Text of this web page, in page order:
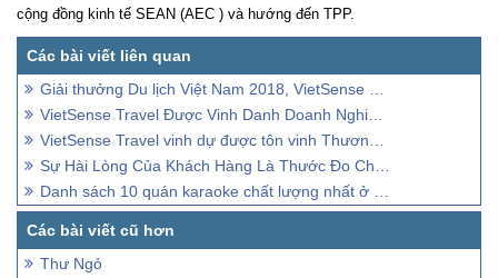
cộng đồng kinh tế SEAN (AEC ) và hướng đến TPP.
Giải thưởng Du lịch Việt Nam 2018, VietSense Travel được vinh danh
VietSense Travel Được Vinh Danh Doanh Nghiệp Tiêu Biểu Thủ Đô 2019
VietSense Travel vinh dự được tôn vinh Thương Hiệu Việt Nam Tin Dùng 2015
Sự Hài Lòng Của Khách Hàng Là Thước Đo Chất Lượng Dịch Vụ Hữu Hiệu Nhất
Danh sách 10 quán karaoke chất lượng nhất ở Kon Tum
Thư Ngỏ